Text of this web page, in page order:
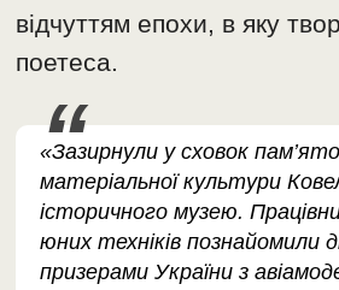
відчуттям епохи, в яку
поетеса.
«Зазирнули у сховок
матеріальної культури
історичного музею.
юних техніків познайомили
призерами України з